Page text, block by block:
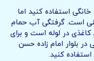
استفاده کنید اما
است. گرفتگی آب حمام
در لوله است و برای
در بلوار امام زاده حسن
کنید.